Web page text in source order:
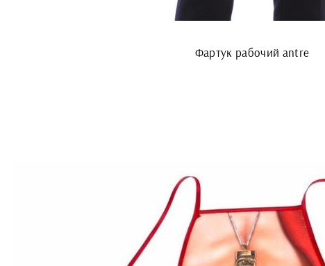
Фартук рабочий antre